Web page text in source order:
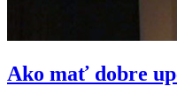
Ako mať dobre